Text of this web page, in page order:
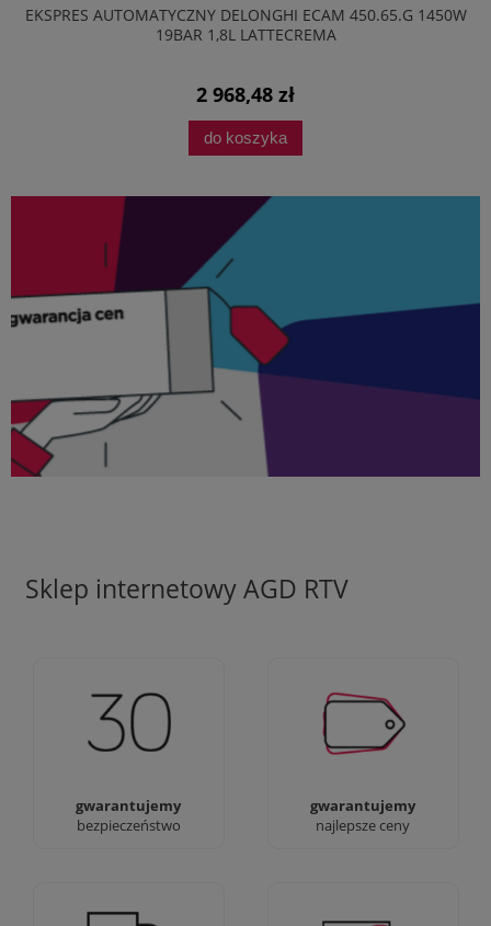
EKSPRES AUTOMATYCZNY DELONGHI ECAM 450.65.G 1450W
19BAR 1,8L LATTECREMA
2 968,48 zł
do koszyka
Sklep internetowy AGD RTV
gwarantujemy
bezpieczeństwo
Jesteśmy firmą z 30-
gwarantujemy
najlepsze ceny
Ciężko pracujemy aby
zapewnić najlepsze